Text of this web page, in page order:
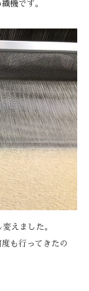
機です。
えました。
も行ってきたの